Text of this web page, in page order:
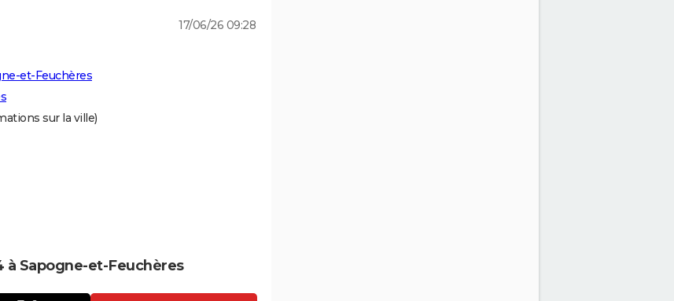
17/06/26 09:28
et-Feuchères
sur la ville)
à Sapogne-et-Feuchères